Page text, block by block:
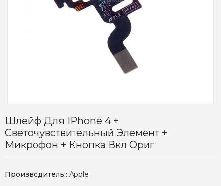
Шлейф Для IPhone 4 +
Светочувствительный Элемент +
Микрофон + Кнопка Вкл Ориг
Производитель:: Apple